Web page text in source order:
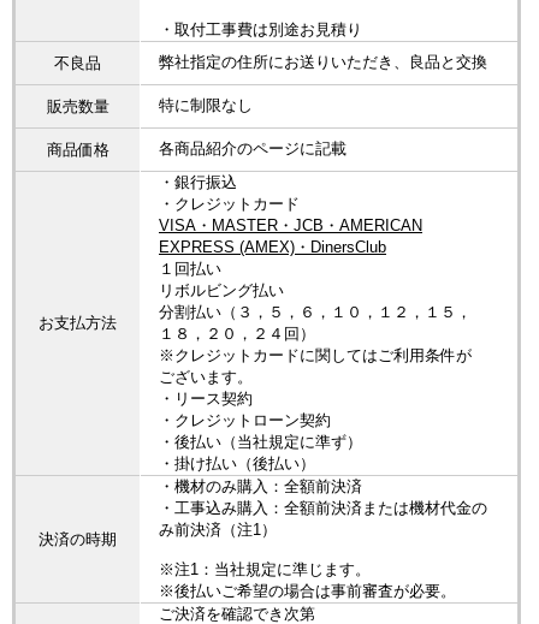
・取付工事費は別途お見積り
不良品
弊社指定の住所にお送りいただき、良品と交換
販売数量 特に制限なし
商品価格 各商品紹介のページに記載
お支払方法
・銀行振込
・クレジットカード
VISA・MASTER・JCB・AMERICAN
EXPRESS (AMEX)・DinersClub
１回払い
リボルビング払い
分割払い（３，５，６，１０，１２，１５，
１８，２０，２４回）
※クレジットカードに関してはご利用条件が
ございます。
・リース契約
・クレジットローン契約
・後払い（当社規定に準ず）
・掛け払い（後払い）
決済の時期
・機材のみ購入：全額前決済
・工事込み購入：全額前決済または機材代金の
み前決済（注1）
※注1：当社規定に準じます。
※後払いご希望の場合は事前審査が必要。
ご決済を確認でき次第